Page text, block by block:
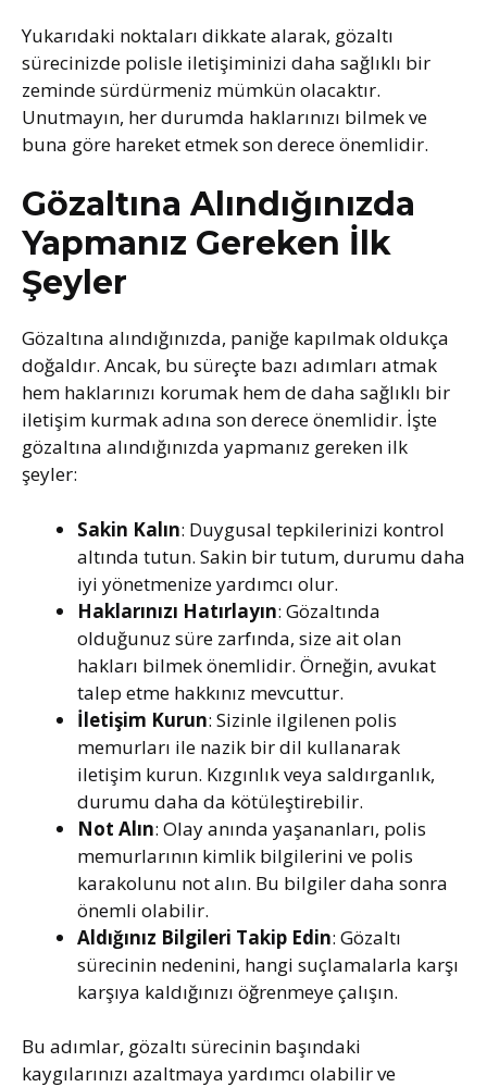
Yukarıdaki noktaları dikkate alarak, gözaltı
sürecinizde polisle iletişiminizi daha sağlıklı bir
zeminde sürdürmeniz mümkün olacaktır.
Unutmayın, her durumda haklarınızı bilmek ve
buna göre hareket etmek son derece önemlidir.
Gözaltına Alındığınızda
Yapmanız Gereken İlk
Şeyler
Gözaltına alındığınızda, paniğe kapılmak oldukça
doğaldır. Ancak, bu süreçte bazı adımları atmak
hem haklarınızı korumak hem de daha sağlıklı bir
iletişim kurmak adına son derece önemlidir. İşte
gözaltına alındığınızda yapmanız gereken ilk
şeyler:
Sakin Kalın: Duygusal tepkilerinizi kontrol
altında tutun. Sakin bir tutum, durumu daha
iyi yönetmenize yardımcı olur.
Haklarınızı Hatırlayın: Gözaltında
olduğunuz süre zarfında, size ait olan
hakları bilmek önemlidir. Örneğin, avukat
talep etme hakkınız mevcuttur.
İletişim Kurun: Sizinle ilgilenen polis
memurları ile nazik bir dil kullanarak
iletişim kurun. Kızgınlık veya saldırganlık,
durumu daha da kötüleştirebilir.
Not Alın: Olay anında yaşananları, polis
memurlarının kimlik bilgilerini ve polis
karakolunu not alın. Bu bilgiler daha sonra
önemli olabilir.
Aldığınız Bilgileri Takip Edin: Gözaltı
sürecinin nedenini, hangi suçlamalarla karşı
karşıya kaldığınızı öğrenmeye çalışın.
Bu adımlar, gözaltı sürecinin başındaki
kaygılarınızı azaltmaya yardımcı olabilir ve